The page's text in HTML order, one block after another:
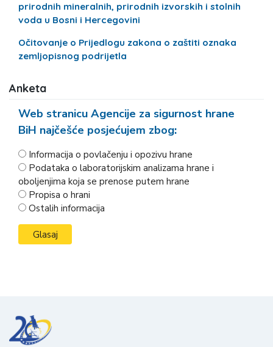
prirodnih mineralnih, prirodnih izvorskih i stolnih
voda u Bosni i Hercegovini
Očitovanje o Prijedlogu zakona o zaštiti oznaka
zemljopisnog podrijetla
Anketa
Web stranicu Agencije za sigurnost hrane
BiH najčešće posjećujem zbog:
Informacija o povlačenju i opozivu hrane
Podataka o laboratorijskim analizama hrane i
oboljenjima koja se prenose putem hrane
Propisa o hrani
Ostalih informacija